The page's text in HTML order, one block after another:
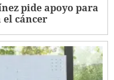
pide apoyo para
cáncer